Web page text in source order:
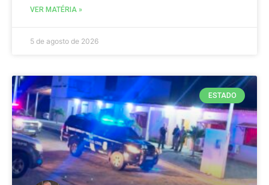
VER MATÉRIA »
5 de agosto de 2026
ESTADO